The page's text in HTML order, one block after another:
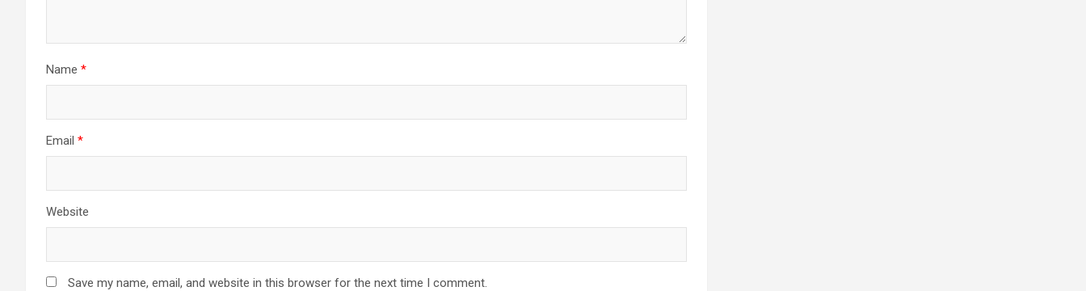
Name *
Email *
Website
Save my name, email, and website in this browser for the next time I comment.